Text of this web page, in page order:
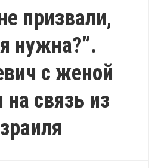
призвали,
нужна?”.
с женой
связь из